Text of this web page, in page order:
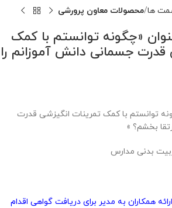
ها محصولات معاون پرورشی
«چگونه توانستم با کمک
قدرت جسمانی دانش آموزانم را
توانستم با کمک تمرینات انگیزشی قدرت
بخشم؟ »
بدنی مدارس
همکاران به مدیر برای دریافت گواهی اقدام